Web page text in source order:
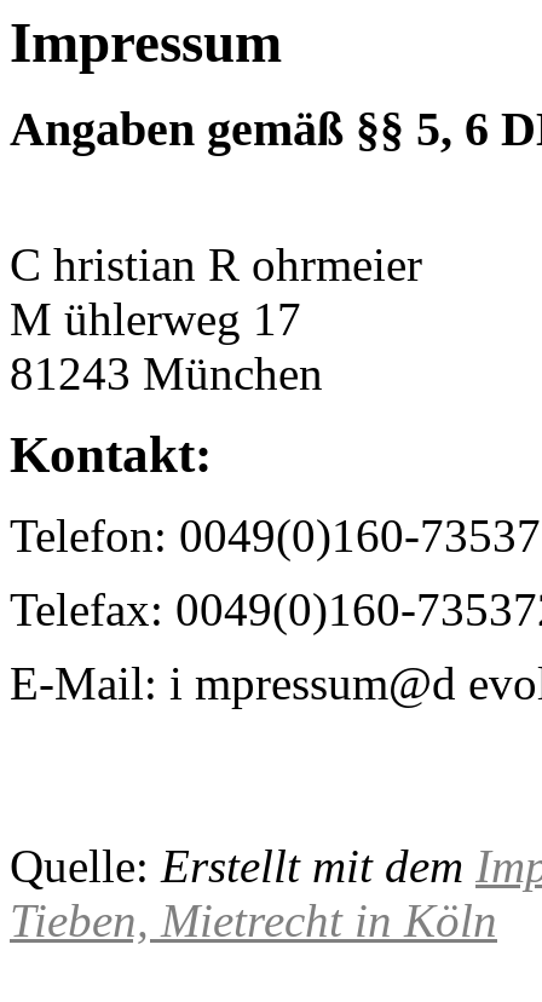
Impressum
Angaben gemäß §§ 5, 6
C hristian R ohrmeier
M ühlerweg 17
81243 München
Kontakt:
Telefon: 0049(0)160-
Telefax: 0049(0)160-
E-Mail: i mpressum@d
Quelle: Erstellt mit dem
Tieben, Mietrecht in Köln